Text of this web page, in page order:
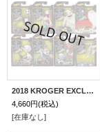
2018 KROGER EXCLUSIVE "HALLOWEEN" 【"DISNEY" THE NIGHTMARE BEFORE CHRISTMAS 25YEARS 8種セット】Custom '69 VW Squareback/Super Van/Street Creeper/Midnight Otto/Cool-One/Power Panel/Cockney Cab II/Quick 'N Sik(予約不可）
4,660円(税込)
[在庫なし]